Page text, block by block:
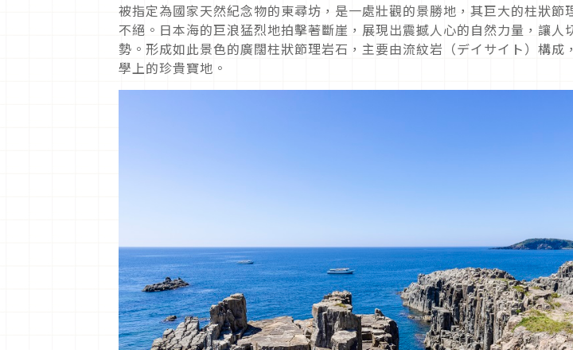
被指定為國家天然紀念物的東尋坊，是一處壯觀的景勝地，其巨大的柱狀節
不絕。日本海的巨浪猛烈地拍擊著斷崖，展現出震撼人心的自然力量，讓人
勢。形成如此景色的廣闊柱狀節理岩石，主要由流紋岩（デイサイト）構成
學上的珍貴寶地。